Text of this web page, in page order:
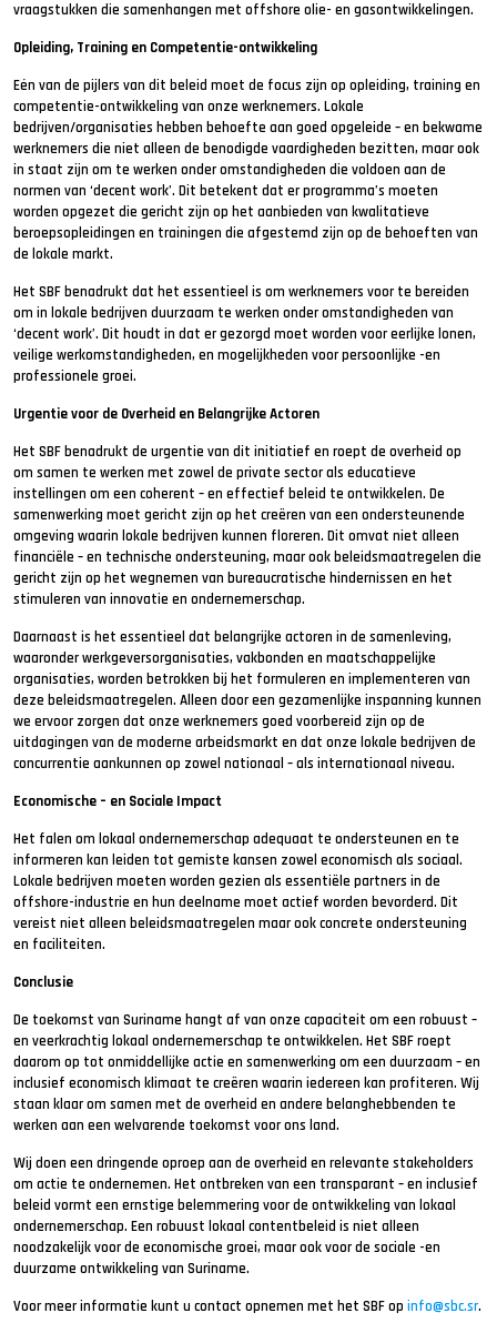
vraagstukken die samenhangen met offshore olie- en gasontwikkelingen.
Opleiding, Training en Competentie-ontwikkeling
Eén van de pijlers van dit beleid moet de focus zijn op opleiding, training en
competentie-ontwikkeling van onze werknemers. Lokale
bedrijven/organisaties hebben behoefte aan goed opgeleide – en bekwame
werknemers die niet alleen de benodigde vaardigheden bezitten, maar ook
in staat zijn om te werken onder omstandigheden die voldoen aan de
normen van ‘decent work’. Dit betekent dat er programma’s moeten
worden opgezet die gericht zijn op het aanbieden van kwalitatieve
beroepsopleidingen en trainingen die afgestemd zijn op de behoeften van
de lokale markt.
Het SBF benadrukt dat het essentieel is om werknemers voor te bereiden
om in lokale bedrijven duurzaam te werken onder omstandigheden van
‘decent work’. Dit houdt in dat er gezorgd moet worden voor eerlijke lonen,
veilige werkomstandigheden, en mogelijkheden voor persoonlijke -en
professionele groei.
Urgentie voor de Overheid en Belangrijke Actoren
Het SBF benadrukt de urgentie van dit initiatief en roept de overheid op
om samen te werken met zowel de private sector als educatieve
instellingen om een coherent – en effectief beleid te ontwikkelen. De
samenwerking moet gericht zijn op het creëren van een ondersteunende
omgeving waarin lokale bedrijven kunnen floreren. Dit omvat niet alleen
financiële – en technische ondersteuning, maar ook beleidsmaatregelen die
gericht zijn op het wegnemen van bureaucratische hindernissen en het
stimuleren van innovatie en ondernemerschap.
Daarnaast is het essentieel dat belangrijke actoren in de samenleving,
waaronder werkgeversorganisaties, vakbonden en maatschappelijke
organisaties, worden betrokken bij het formuleren en implementeren van
deze beleidsmaatregelen. Alleen door een gezamenlijke inspanning kunnen
we ervoor zorgen dat onze werknemers goed voorbereid zijn op de
uitdagingen van de moderne arbeidsmarkt en dat onze lokale bedrijven de
concurrentie aankunnen op zowel nationaal – als internationaal niveau.
Economische – en Sociale Impact
Het falen om lokaal ondernemerschap adequaat te ondersteunen en te
informeren kan leiden tot gemiste kansen zowel economisch als sociaal.
Lokale bedrijven moeten worden gezien als essentiële partners in de
offshore-industrie en hun deelname moet actief worden bevorderd. Dit
vereist niet alleen beleidsmaatregelen maar ook concrete ondersteuning
en faciliteiten.
Conclusie
De toekomst van Suriname hangt af van onze capaciteit om een robuust –
en veerkrachtig lokaal ondernemerschap te ontwikkelen. Het SBF roept
daarom op tot onmiddellijke actie en samenwerking om een duurzaam – en
inclusief economisch klimaat te creëren waarin iedereen kan profiteren. Wij
staan klaar om samen met de overheid en andere belanghebbenden te
werken aan een welvarende toekomst voor ons land.
Wij doen een dringende oproep aan de overheid en relevante stakeholders
om actie te ondernemen. Het ontbreken van een transparant – en inclusief
beleid vormt een ernstige belemmering voor de ontwikkeling van lokaal
ondernemerschap. Een robuust lokaal contentbeleid is niet alleen
noodzakelijk voor de economische groei, maar ook voor de sociale -en
duurzame ontwikkeling van Suriname.
Voor meer informatie kunt u contact opnemen met het SBF opinfo@sbc.sr.